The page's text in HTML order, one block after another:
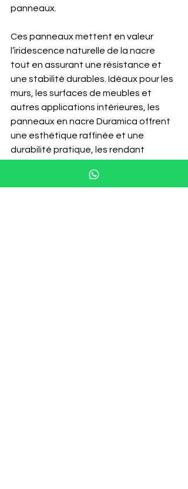
panneaux.
Ces panneaux mettent en valeur
l’iridescence naturelle de la nacre
tout en assurant une résistance et
une stabilité durables. Idéaux pour les
murs, les surfaces de meubles et
autres applications intérieures, les
panneaux en nacre Duramica offrent
une esthétique raffinée et une
durabilité pratique, les rendant